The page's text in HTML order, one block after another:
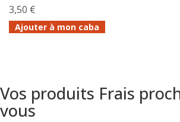
3,50 €
Ajouter à mon caba
Vos produits Frais
vous